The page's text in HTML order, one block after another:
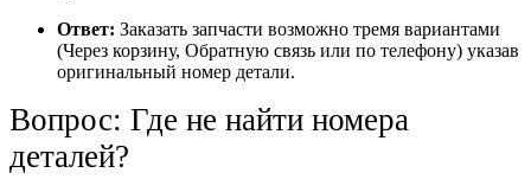
Ответ: Заказать запчасти возможно тремя вариантами
(Через корзину, Обратную связь или по телефону) указав
оригинальный номер детали.
Вопрос: Где не найти номера
деталей?